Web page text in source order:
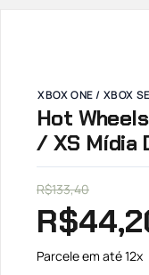
XBOX ONE / XBOX
Hot
/ XS Mídia
R$133,40
R$
Parcele em até 12x